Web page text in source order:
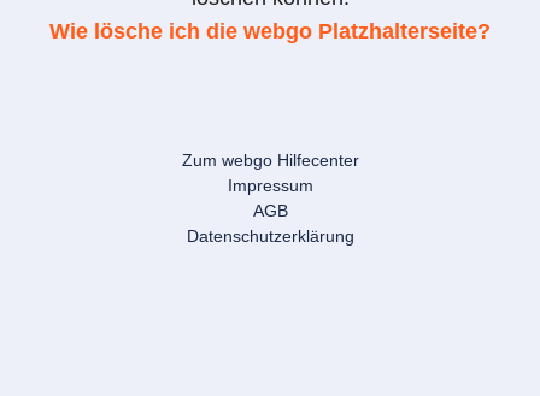
Wie lösche ich die webgo Platzhalterseite?
Zum webgo Hilfecenter
Impressum
AGB
Datenschutzerklärung